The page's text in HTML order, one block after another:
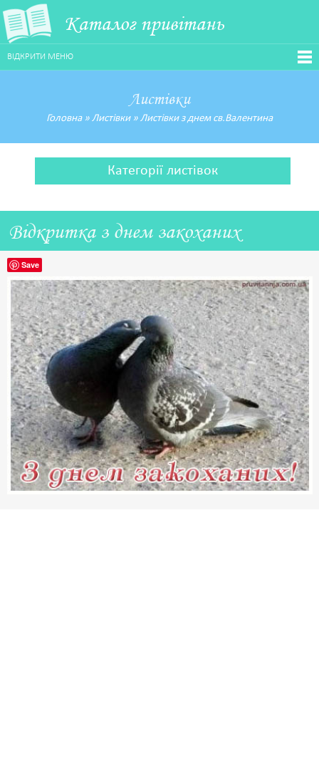
Каталог привітань
ВІДКРИТИ МЕНЮ
Листівки
Головна» Листівки» Листівки з днем св.Валентина
Категорії листівок
Відкритка з днем закоханих
Save